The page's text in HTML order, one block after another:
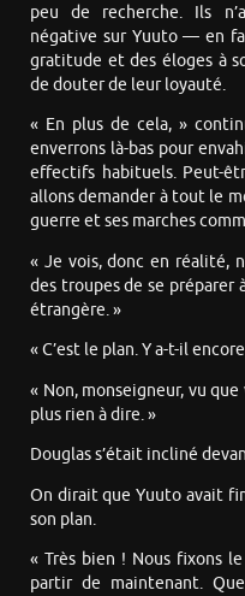
peu de recherche. Ils
négative sur Yuuto — en
gratitude et des éloges à
de douter de leur loyauté.
« En plus de cela, »
enverrons là-bas pour
effectifs habituels. Peut-
allons demander à tout le
guerre et ses marches
« Je vois, donc en réalité,
des troupes de se préparer
étrangère. »
« C’est le plan. Y a-t-il
« Non, monseigneur, vu
plus rien à dire. »
Douglas s’était incliné
On dirait que Yuuto avait
son plan.
« Très bien ! Nous fixons
partir de maintenant.